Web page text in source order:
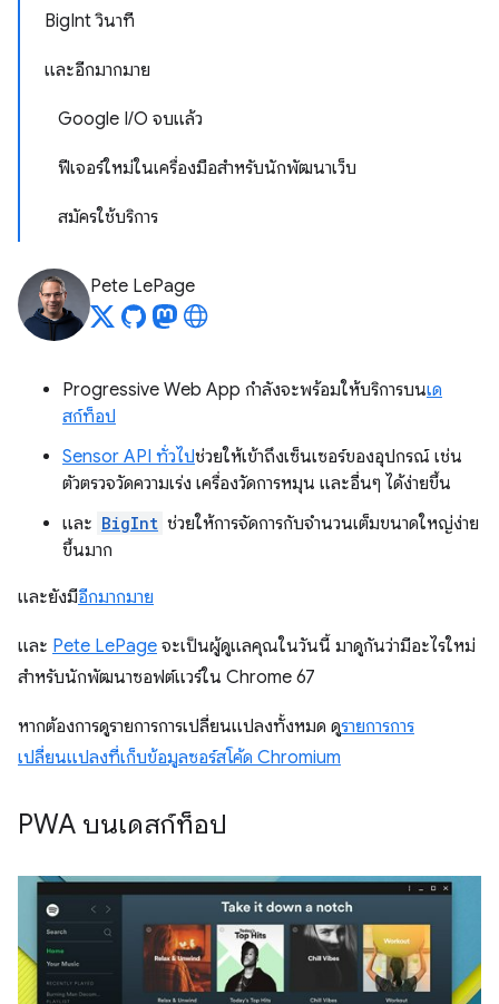
BigInt วินาที
และอีกมากมาย
Google I/O จบแล้ว
ฟีเจอร์ใหม่ในเครื่องมือสำหรับนักพัฒนาเว็บ
สมัครใช้บริการ
Pete LePage
Progressive Web App กำลังจะพร้อมให้บริการบนเด
สก์ท็อป
Sensor API ทั่วไปช่วยให้เข้าถึงเซ็นเซอร์ของอุปกรณ์ เช่น
ตัวตรวจวัดความเร่ง เครื่องวัดการหมุน และอื่นๆ ได้ง่ายขึ้น
และ BigInt ช่วยให้การจัดการกับจำนวนเต็มขนาดใหญ่ง่าย
ขึ้นมาก
และยังมีอีกมากมาย
และ Pete LePage จะเป็นผู้ดูแลคุณในวันนี้ มาดูกันว่ามีอะไรใหม่
สำหรับนักพัฒนาซอฟต์แวร์ใน Chrome 67
หากต้องการดูรายการการเปลี่ยนแปลงทั้งหมด ดูรายการการ
เปลี่ยนแปลงที่เก็บข้อมูลซอร์สโค้ด Chromium
PWA บนเดสก์ท็อป